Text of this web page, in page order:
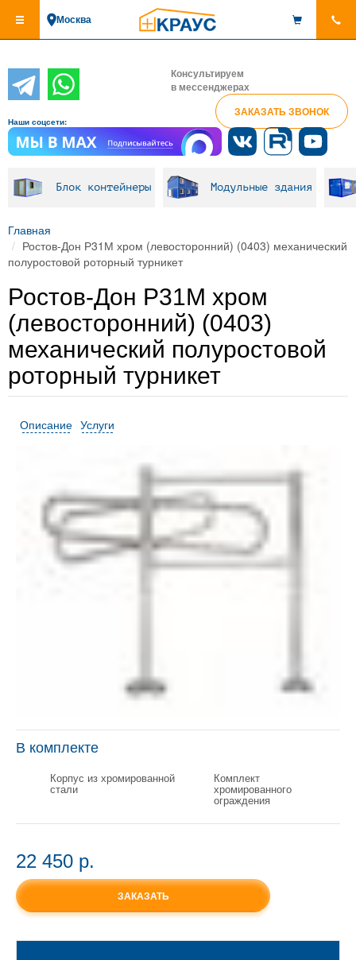
основному
Москва
Консультируем
в мессенджерах
ЗАКАЗАТЬ ЗВОНОК
Наши соцсети:
Блок контейнеры Модульные здания
Главная
Ростов-Дон Р31М хром (левосторонний) (0403) механический
полуростовой роторный турникет
Ростов-Дон Р31М хром
(левосторонний) (0403)
механический полуростовой
роторный турникет
Описание Услуги
В комплекте
Корпус из хромированной
стали
Комплект
хромированного
ограждения
22 450 p.
ЗАКАЗАТЬ